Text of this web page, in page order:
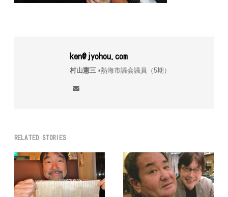
ken@jyohou.com
村山憲三▪︎熱海市議会議員（5期）
RELATED STORIES